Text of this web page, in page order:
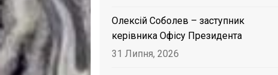
Олексій Соболев – заступник
керівника Офісу Президента
31 Липня, 2026